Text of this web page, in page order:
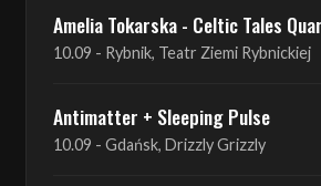
09.09 - Poznań, 2Progi
10.09 - Rybnik, Teatr Ziemi Rybnickiej